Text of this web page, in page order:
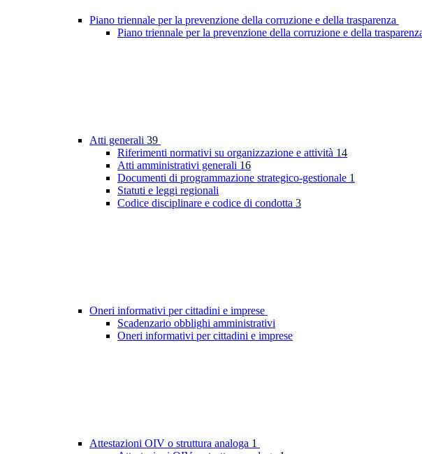
Piano triennale per la prevenzione della corruzione e della trasparenza
Piano triennale per la prevenzione della corruzione e della
Atti generali 39
Riferimenti normativi su organizzazione e attività 14
Atti amministrativi generali 16
Documenti di programmazione strategico-gestionale 1
Statuti e leggi regionali
Codice disciplinare e codice di condotta 3
Oneri informativi per cittadini e imprese
Scadenzario obblighi amministrativi
Oneri informativi per cittadini e imprese
Attestazioni OIV o struttura analoga 1